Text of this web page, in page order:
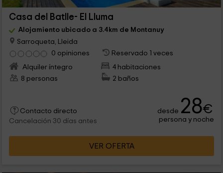
Casa del Batlle- El Lluma
Alojamiento ubicado a 3.4km de Montanuy
Sarroqueta, Lleida
0 opiniones
Reservado 1 veces
Alquiler íntegro
4 habitaciones
8 personas
2 baños
Contacto directo
Cancelación 30 días antes
desde 28€
persona y noche
VER OFERTA